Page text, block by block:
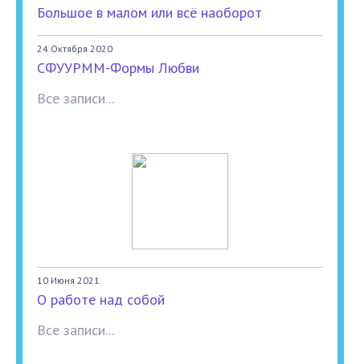
Большое в малом или всё наоборот
24 Октября 2020
СФУУРММ-Формы Любви
Все записи...
10 Июня 2021
О работе над собой
Все записи...